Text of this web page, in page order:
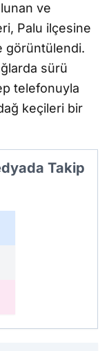
ve
Palu ilçesine
görüntülendi.
sürü
telefonuyla
keçileri bir
Takip